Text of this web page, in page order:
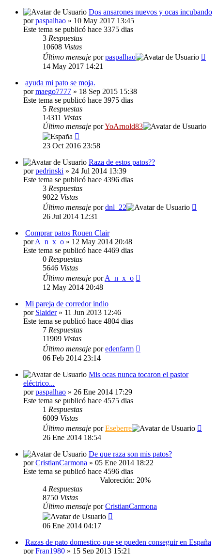
Dos ansarones nuevos y ocas incubando
porpaspalhao » 10 May 2017 13:45
Este tema se publicó hace 3375 dias
3 Respuestas
10608 Vistas
Último mensaje porpaspalhao
14 May 2017 14:21
ayuda mi pato se moja.
pormaego7777 » 18 Sep 2015 15:38
Este tema se publicó hace 3975 dias
5 Respuestas
14311 Vistas
Último mensaje porYoArnold83
23 Oct 2016 23:58
Raza de estos patos??
porpedrinski » 24 Jul 2014 13:39
Este tema se publicó hace 4396 dias
3 Respuestas
9022 Vistas
Último mensaje pordnl_22
26 Jul 2014 12:31
Comprar patos Rouen Clair
porA_n_x_o » 12 May 2014 20:48
Este tema se publicó hace 4469 dias
0 Respuestas
5646 Vistas
Último mensaje porA_n_x_o
12 May 2014 20:48
Mi pareja de corredor indio
por Slaider» 11 Jun 2013 12:46
Este tema se publicó hace 4804 dias
7 Respuestas
11909 Vistas
Último mensaje poredenfarm
06 Feb 2014 23:14
Mis ocas nunca tocaron el pastor
eléctrico...
porpaspalhao » 26 Ene 2014 17:29
Este tema se publicó hace 4575 dias
1 Respuestas
6009 Vistas
Último mensaje porEseberre
26 Ene 2014 18:54
De que raza son mis patos?
porCristianCarmona » 05 Ene 2014 18:22
Este tema se publicó hace 4596 dias
Valoreción: 20%
4 Respuestas
8750 Vistas
Último mensaje porCristianCarmona
06 Ene 2014 04:17
Razas de pato domestico que se pueden conseguir en España
porFran1980 » 15 Sep 2013 15:21